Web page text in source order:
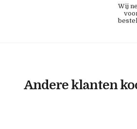
Wij
Andere klanten